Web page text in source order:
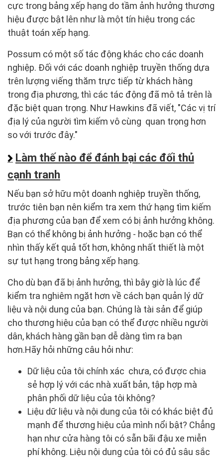
cực trong bảng xếp hạng do tầm ảnh hưởng thương
hiệu được bật lên như là một tín hiệu trong các
thuật toán xếp hạng.
Possum có một số tác động khác cho các doanh
nghiệp. Đối với các doanh nghiệp truyền thống dựa
trên lượng viếng thăm trực tiếp từ khách hàng
trong địa phương, thì các tác động đã mô tả trên là
đặc biệt quan trọng. Như Hawkins đã viết, "Các vị trí
địa lý của người tìm kiếm vô cùng quan trọng hơn
so với trước đây."
Làm thế nào để đánh bại các đối thủ
cạnh tranh
Nếu bạn sở hữu một doanh nghiệp truyền thống,
trước tiên bạn nên kiểm tra xem thứ hạng tìm kiếm
địa phương của bạn để xem có bị ảnh hưởng không.
Bạn có thể không bị ảnh hưởng - hoặc bạn có thể
nhìn thấy kết quả tốt hơn, không nhất thiết là một
sự tụt hạng trong bảng xếp hạng.
Cho dù bạn đã bị ảnh hưởng, thì bây giờ là lúc để
kiểm tra nghiêm ngặt hơn về cách bạn quản lý dữ
liệu và nội dung của bạn. Chúng là tài sản để giúp
cho thương hiệu của bạn có thể được nhiều người
dân, khách hàng gần bạn dễ dàng tìm ra bạn
hơn.Hãy hỏi những câu hỏi như:
Dữ liệu của tôi chính xác chưa, có được chia
sẻ hợp lý với các nhà xuất bản, tập hợp mà
phân phối dữ liệu của tôi không?
Liệu dữ liệu và nội dung của tôi có khác biệt đủ
mạnh để thương hiệu của mình nổi bật? Chẳng
hạn như cửa hàng tôi có sẵn bãi đậu xe miễn
phí không. Liệu nội dung của tôi có đủ sâu sắc